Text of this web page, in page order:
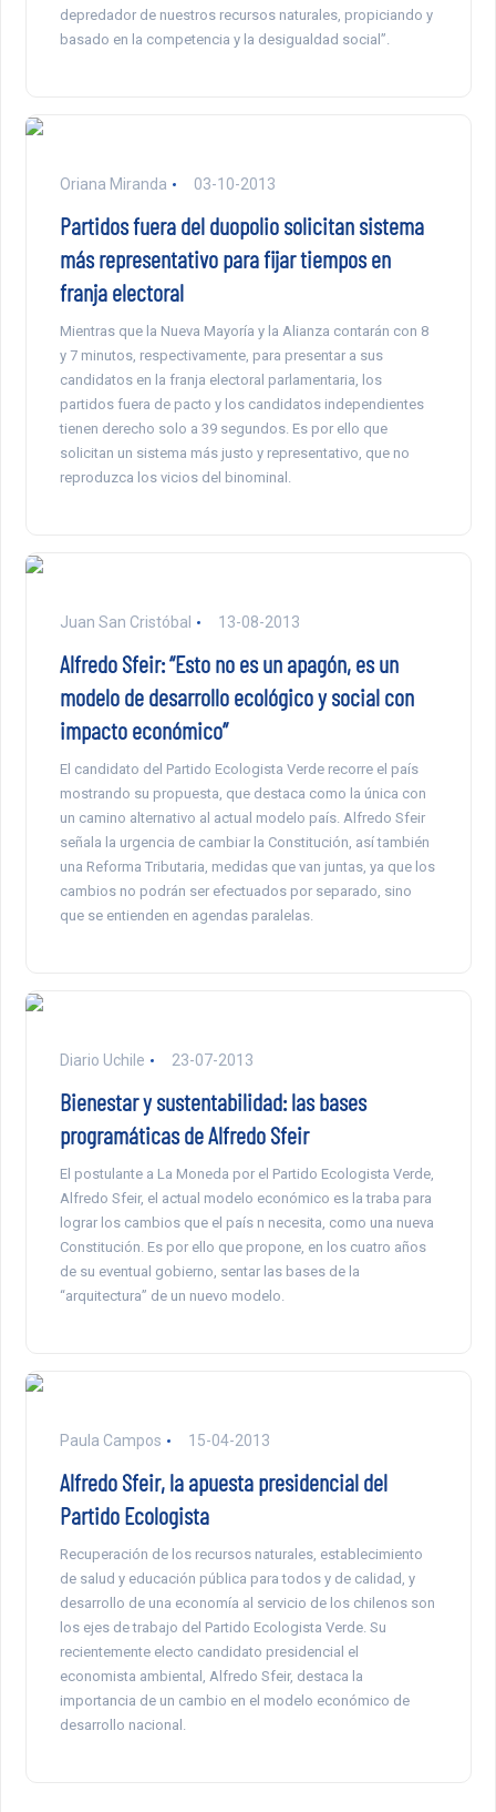
depredador de nuestros recursos naturales, propiciando y
basado en la competencia y la desigualdad social”.
Oriana Miranda 03-10-2013
Partidos fuera del duopolio solicitan sistema
más representativo para fijar tiempos en
franja electoral
Mientras que la Nueva Mayoría y la Alianza contarán con 8
y 7 minutos, respectivamente, para presentar a sus
candidatos en la franja electoral parlamentaria, los
partidos fuera de pacto y los candidatos independientes
tienen derecho solo a 39 segundos. Es por ello que
solicitan un sistema más justo y representativo, que no
reproduzca los vicios del binominal.
Juan San Cristóbal 13-08-2013
Alfredo Sfeir: “Esto no es un apagón, es un
modelo de desarrollo ecológico y social con
impacto económico”
El candidato del Partido Ecologista Verde recorre el país
mostrando su propuesta, que destaca como la única con
un camino alternativo al actual modelo país. Alfredo Sfeir
señala la urgencia de cambiar la Constitución, así también
una Reforma Tributaria, medidas que van juntas, ya que los
cambios no podrán ser efectuados por separado, sino
que se entienden en agendas paralelas.
Diario Uchile 23-07-2013
Bienestar y sustentabilidad: las bases
programáticas de Alfredo Sfeir
El postulante a La Moneda por el Partido Ecologista Verde,
Alfredo Sfeir, el actual modelo económico es la traba para
lograr los cambios que el país n necesita, como una nueva
Constitución. Es por ello que propone, en los cuatro años
de su eventual gobierno, sentar las bases de la
“arquitectura” de un nuevo modelo.
Paula Campos 15-04-2013
Alfredo Sfeir, la apuesta presidencial del
Partido Ecologista
Recuperación de los recursos naturales, establecimiento
de salud y educación pública para todos y de calidad, y
desarrollo de una economía al servicio de los chilenos son
los ejes de trabajo del Partido Ecologista Verde. Su
recientemente electo candidato presidencial el
economista ambiental, Alfredo Sfeir, destaca la
importancia de un cambio en el modelo económico de
desarrollo nacional.